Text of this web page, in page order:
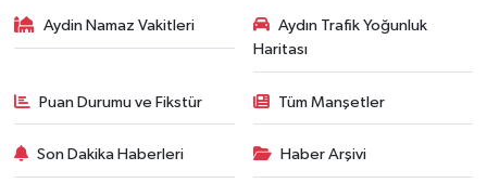
Aydin Namaz Vakitleri
Aydın Trafik Yoğunluk
Haritası
Puan Durumu ve Fikstür Tüm Manşetler
Son Dakika Haberleri Haber Arşivi